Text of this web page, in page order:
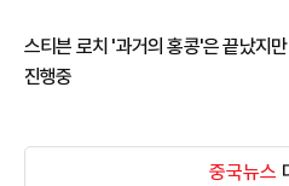
스티븐 로치 '과거의 홍콩'은 끝났지
진행중
중국뉴스